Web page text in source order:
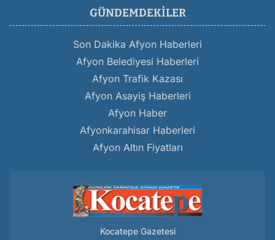
GÜNDEMDEKILER
Son Dakika Afyon Haberleri
Afyon Belediyesi Haberleri
Afyon Trafik Kazası
Afyon Asayiş Haberleri
Afyon Haber
Afyonkarahisar Haberleri
Afyon Altın Fiyatları
Kocatepe Gazetesi